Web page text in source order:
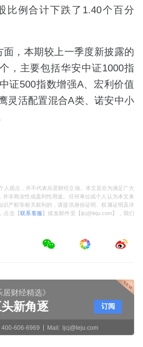
比例合计下跌了1.40个百分
本期较上一季度新披露的
，主要包括华安中证1000指
证500指数增强A、宏利价值
灵活配置混合A类、诺安中小
人观点，并不代表乐居财经立场。本文旨在为满足广大
并非商业性或盈利性用途。任何单位或个人认为本文来
识产权等相关权利的，请提供身份证明、权属证明及详
点击【联系客服 】或发邮件至【ljcj@leju.com】，我们
居财经精选》
头新角逐
400-606-6969 Mail: ljcj@leju.com
订阅